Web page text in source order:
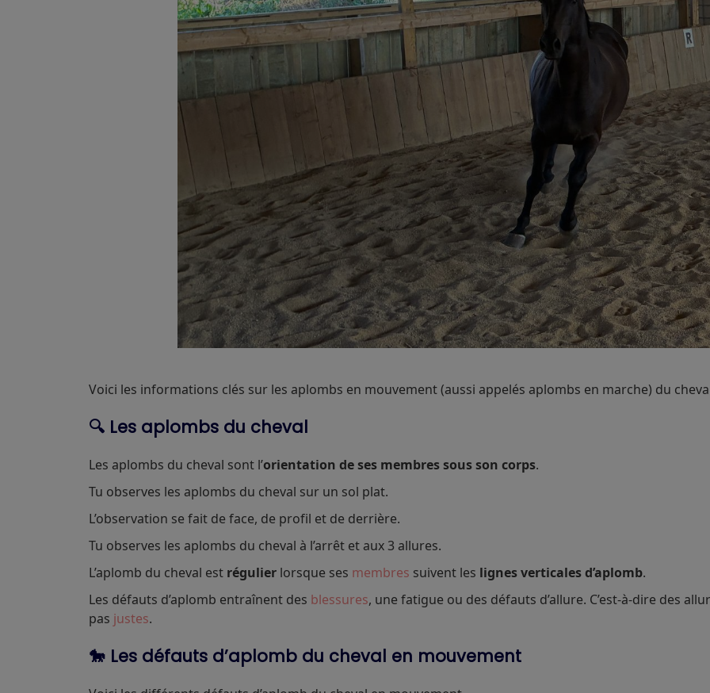
Voici les informations clés sur les aplombs en mouvement (aussi appelés aplombs en marche) du
🔍 Les aplombs du cheval
Les aplombs du cheval sont l’orientation de ses membres sous son corps.
Tu observes les aplombs du cheval sur un sol plat.
L’observation se fait de face, de profil et de derrière.
Tu observes les aplombs du cheval à l’arrêt et aux 3 allures.
L’aplomb du cheval est régulier lorsque ses membres suivent les lignes verticales d’aplomb.
Les défauts d’aplomb entraînent des blessures, une fatigue ou des défauts d’allure. C’est-à-dire des
pas justes.
🐎 Les défauts d’aplomb du cheval en mouvement